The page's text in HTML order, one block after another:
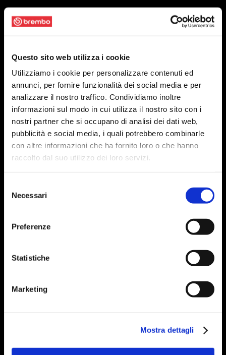
Questo sito web utilizza i cookie
Utilizziamo i cookie per personalizzare contenuti ed
annunci, per fornire funzionalità dei social media e per
analizzare il nostro traffico. Condividiamo inoltre
informazioni sul modo in cui utilizza il nostro sito con i
nostri partner che si occupano di analisi dei dati web,
pubblicità e social media, i quali potrebbero combinarle
con altre informazioni che ha fornito loro o che hanno
raccolto dal suo utilizzo dei loro servizi.
delNecessari
Preferenze
Statistiche
Marketing
Mostra dettagli